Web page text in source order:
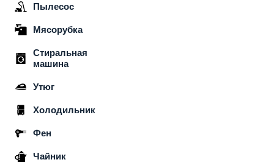
Пылесос
Мясорубка
Стиральная
машина
Утюг
Холодильник
Фен
Чайник